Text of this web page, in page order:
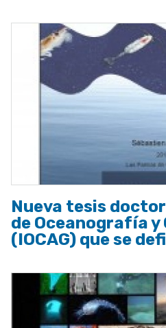
Nueva tesis
de Oceanografía y
(IOCAG) que se